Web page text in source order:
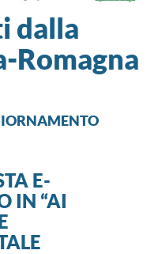
dalla
Romagna
E-
IN “AI